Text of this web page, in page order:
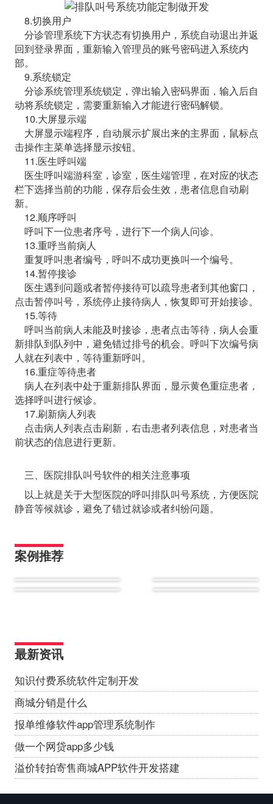
8.切换用户
分诊管理系统下方状态有切换用户，系统自动退出并返
回到登录界面，重新输入管理员的账号密码进入系统内
部。
9.系统锁定
分诊系统管理系统锁定，弹出输入密码界面，输入后自
动将系统锁定，需要重新输入才能进行密码解锁。
10.大屏显示端
大屏显示端程序，自动展示扩展出来的主界面，鼠标点
击操作主菜单选择显示按钮。
11.医生呼叫端
医生呼叫端游科室，诊室，医生端管理，在对应的状态
栏下选择当前的功能，保存后会生效，患者信息自动刷
新。
12.顺序呼叫
呼叫下一位患者序号，进行下一个病人问诊。
13.重呼当前病人
重复呼叫患者编号，呼叫不成功更换叫一个编号。
14.暂停接诊
医生遇到问题或者暂停接待可以疏导患者到其他窗口，
点击暂停叫号，系统停止接待病人，恢复即可开始接诊。
15.等待
呼叫当前病人未能及时接诊，患者点击等待，病人会重
新排队到队列中，避免错过排号的机会。呼叫下次编号病
人就在列表中，等待重新呼叫。
16.重症等待患者
病人在列表中处于重新排队界面，显示黄色重症患者，
选择呼叫进行候诊。
17.刷新病人列表
点击病人列表点击刷新，右击患者列表信息，对患者当
前状态的信息进行更新。
三、医院排队叫号软件的相关注意事项
以上就是关于大型医院的呼叫排队叫号系统，方便医院
静音等候就诊，避免了错过就诊或者纠纷问题。
案例推荐
最新资讯
知识付费系统软件定制开发
商城分销是什么
报单维修软件app管理系统制作
做一个网贷app多少钱
溢价转拍寄售商城APP软件开发搭建